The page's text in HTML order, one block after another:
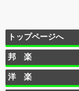
トップページへ
邦 楽
洋 楽